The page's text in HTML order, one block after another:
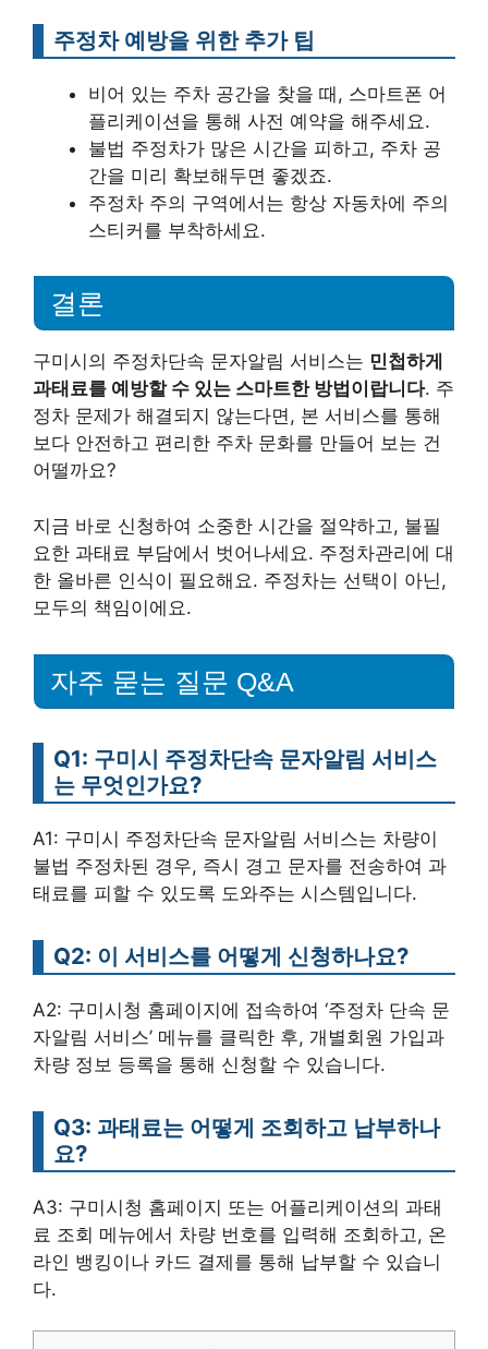
주정차 예방을 위한 추가 팁
비어 있는 주차 공간을 찾을 때, 스마트폰 어
플리케이션을 통해 사전 예약을 해주세요.
불법 주정차가 많은 시간을 피하고, 주차 공
간을 미리 확보해두면 좋겠죠.
주정차 주의 구역에서는 항상 자동차에 주의
스티커를 부착하세요.
결론
구미시의 주정차단속 문자알림 서비스는 민첩하게
과태료를 예방할 수 있는 스마트한 방법이랍니다. 주
정차 문제가 해결되지 않는다면, 본 서비스를 통해
보다 안전하고 편리한 주차 문화를 만들어 보는 건
어떨까요?
지금 바로 신청하여 소중한 시간을 절약하고, 불필
요한 과태료 부담에서 벗어나세요. 주정차관리에 대
한 올바른 인식이 필요해요. 주정차는 선택이 아닌,
모두의 책임이에요.
자주 묻는 질문 Q&A
Q1: 구미시 주정차단속 문자알림 서비스
는 무엇인가요?
A1: 구미시 주정차단속 문자알림 서비스는 차량이
불법 주정차된 경우, 즉시 경고 문자를 전송하여 과
태료를 피할 수 있도록 도와주는 시스템입니다.
Q2: 이 서비스를 어떻게 신청하나요?
A2: 구미시청 홈페이지에 접속하여 ‘주정차 단속 문
자알림 서비스’ 메뉴를 클릭한 후, 개별회원 가입과
차량 정보 등록을 통해 신청할 수 있습니다.
Q3: 과태료는 어떻게 조회하고 납부하나
요?
A3: 구미시청 홈페이지 또는 어플리케이션의 과태
료 조회 메뉴에서 차량 번호를 입력해 조회하고, 온
라인 뱅킹이나 카드 결제를 통해 납부할 수 있습니
다.